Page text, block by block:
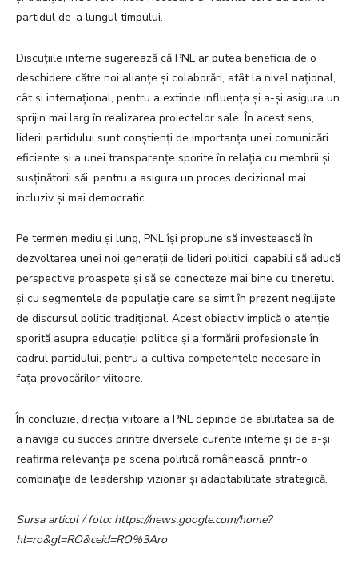
partidul de-a lungul timpului.
Discuțiile interne sugerează că PNL ar putea beneficia de o
deschidere către noi alianțe și colaborări, atât la nivel național,
cât și internațional, pentru a extinde influența și a-și asigura un
sprijin mai larg în realizarea proiectelor sale. În acest sens,
liderii partidului sunt conștienți de importanța unei comunicări
eficiente și a unei transparențe sporite în relația cu membrii și
susținătorii săi, pentru a asigura un proces decizional mai
incluziv și mai democratic.
Pe termen mediu și lung, PNL își propune să investească în
dezvoltarea unei noi generații de lideri politici, capabili să aducă
perspective proaspete și să se conecteze mai bine cu tineretul
și cu segmentele de populație care se simt în prezent neglijate
de discursul politic tradițional. Acest obiectiv implică o atenție
sporită asupra educației politice și a formării profesionale în
cadrul partidului, pentru a cultiva competențele necesare în
fața provocărilor viitoare.
În concluzie, direcția viitoare a PNL depinde de abilitatea sa de
a naviga cu succes printre diversele curente interne și de a-și
reafirma relevanța pe scena politică românească, printr-o
combinație de leadership vizionar și adaptabilitate strategică.
Sursa articol / foto: https://news.google.com/home?
hl=ro&gl=RO&ceid=RO%3Aro